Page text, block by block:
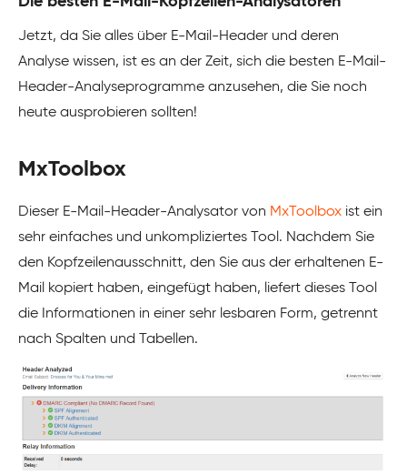
Jetzt, da Sie alles über E-Mail-Header und deren
Analyse wissen, ist es an der Zeit, sich die besten E-Mail-
Header-Analyseprogramme anzusehen, die Sie noch
heute ausprobieren sollten!
MxToolbox
Dieser E-Mail-Header-Analysator von MxToolbox ist ein
sehr einfaches und unkompliziertes Tool. Nachdem Sie
den Kopfzeilenausschnitt, den Sie aus der erhaltenen E-
Mail kopiert haben, eingefügt haben, liefert dieses Tool
die Informationen in einer sehr lesbaren Form, getrennt
nach Spalten und Tabellen.